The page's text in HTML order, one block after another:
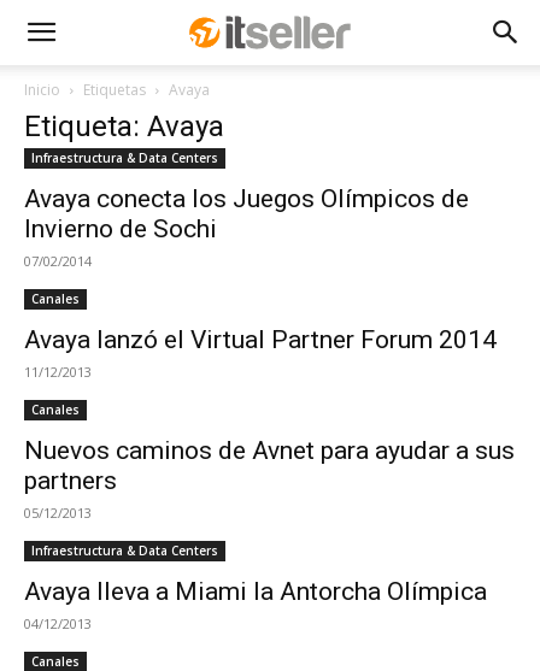
Inicio Etiquetas Avaya
Etiqueta: Avaya
Infraestructura & Data Centers
Avaya conecta los Juegos Olímpicos de
Invierno de Sochi
07/02/2014
Canales
Avaya lanzó el Virtual Partner Forum 2014
11/12/2013
Canales
Nuevos caminos de Avnet para ayudar a sus
partners
05/12/2013
Infraestructura & Data Centers
Avaya lleva a Miami la Antorcha Olímpica
04/12/2013
Canales